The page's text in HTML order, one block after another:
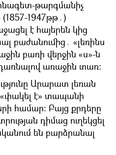
թարգմանիչ
1947թթ․)
է հայերեն կից
բաժանումից․ «լեռինս
բառի վերջին «ս»-ն
առաջին տառ։
Արարատ լեռան
«փակել է» տապանի
համար։ Բայց քրդերը
դիմաց ուղեկցել
են բարձրանալ